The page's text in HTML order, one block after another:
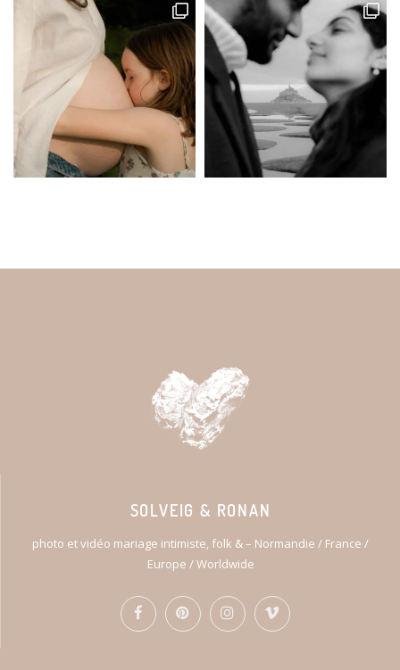
SOLVEIG & RONAN
photo et vidéo mariage intimiste, folk & – Normandie / France /
Europe / Worldwide